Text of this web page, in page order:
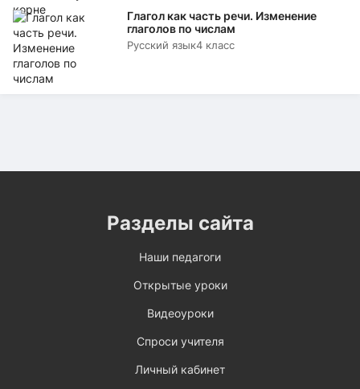
Глагол как часть речи. Изменение
глаголов по числам
Русский язык4 класс
Разделы сайта
Наши педагоги
Открытые уроки
Видеоуроки
Спроси учителя
Личный кабинет